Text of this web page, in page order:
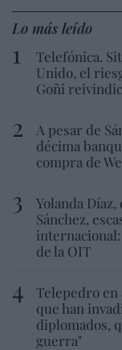
Lo más leído
Telefónica.
Unido, el
Goñi
A pesar de
décima
compra de
Yolanda
Sánchez,
de la OIT
Telepedro en
que han
diplomados,
guerra"